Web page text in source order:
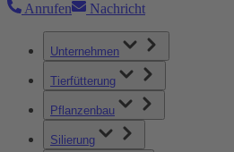
Anrufen Nachricht
Unternehmen
Tierfütterung
Pflanzenbau
Silierung